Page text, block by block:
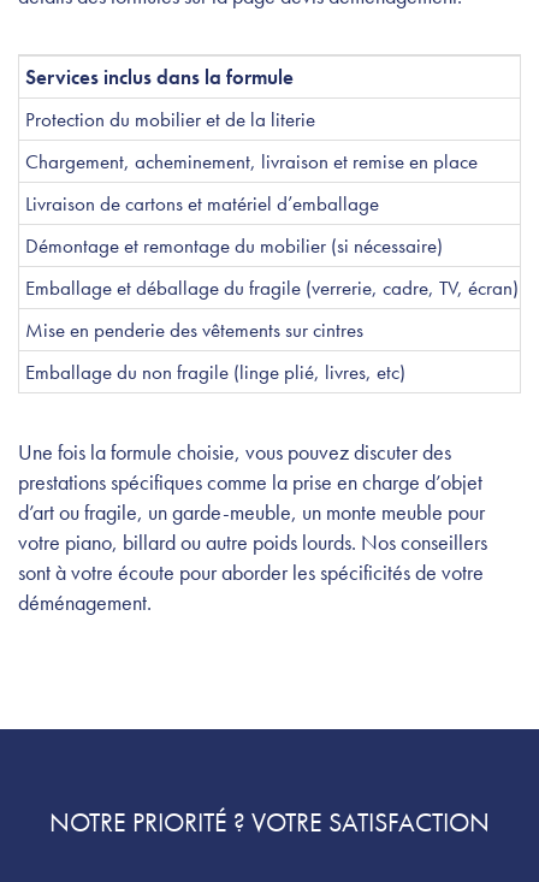
Services inclus dans la formule
Protection du mobilier et de la literie
Chargement, acheminement, livraison et remise en place
Livraison de cartons et matériel d’emballage
Démontage et remontage du mobilier (si nécessaire)
Emballage et déballage du fragile (verrerie, cadre, TV, écran)
Mise en penderie des vêtements sur cintres
Emballage du non fragile (linge plié, livres, etc)
Une fois la formule choisie, vous pouvez discuter des
prestations spécifiques comme la prise en charge d’objet
d’art ou fragile, un garde-meuble, un monte meuble pour
votre piano, billard ou autre poids lourds. Nos conseillers
sont à votre écoute pour aborder les spécificités de votre
déménagement.
NOTRE PRIORITÉ ? VOTRE SATISFACTION